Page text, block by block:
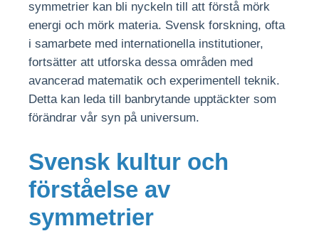
symmetrier kan bli nyckeln till att förstå mörk
energi och mörk materia. Svensk forskning, ofta
i samarbete med internationella institutioner,
fortsätter att utforska dessa områden med
avancerad matematik och experimentell teknik.
Detta kan leda till banbrytande upptäckter som
förändrar vår syn på universum.
Svensk kultur och
förståelse av
symmetrier